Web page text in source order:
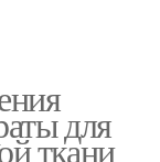
для
ткани